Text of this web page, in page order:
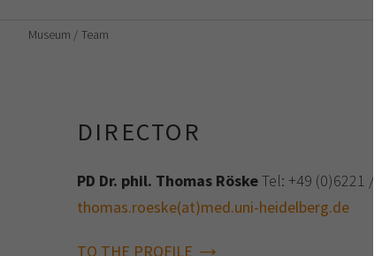
Museum Team
DIRECTOR
PD Dr. phil. Thomas RöskeTel: +49 (0)6221 /
thomas.roeske(at)med.uni-heidelberg.de
TO THE PROFILE